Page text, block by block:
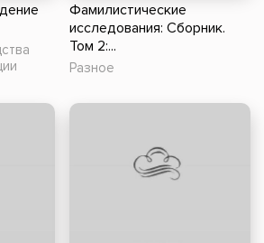
Фамилистические
исследования: Сборник.
Том 2:...
Разное